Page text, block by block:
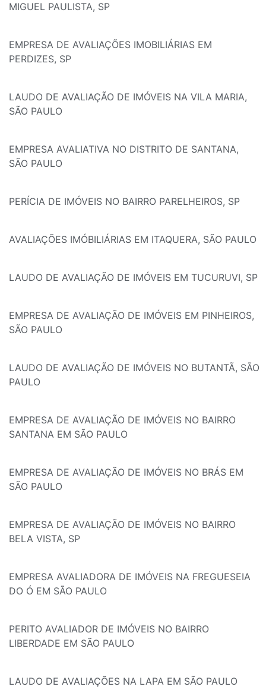
MIGUEL PAULISTA, SP
EMPRESA DE AVALIAÇÕES IMOBILIÁRIAS EM
PERDIZES, SP
LAUDO DE AVALIAÇÃO DE IMÓVEIS NA VILA MARIA,
SÃO PAULO
EMPRESA AVALIATIVA NO DISTRITO DE SANTANA,
SÃO PAULO
PERÍCIA DE IMÓVEIS NO BAIRRO PARELHEIROS, SP
AVALIAÇÕES IMÓBILIÁRIAS EM ITAQUERA, SÃO PAULO
LAUDO DE AVALIAÇÃO DE IMÓVEIS EM TUCURUVI, SP
EMPRESA DE AVALIAÇÃO DE IMÓVEIS EM PINHEIROS,
SÃO PAULO
LAUDO DE AVALIAÇÃO DE IMÓVEIS NO BUTANTÃ, SÃO
PAULO
EMPRESA DE AVALIAÇÃO DE IMÓVEIS NO BAIRRO
SANTANA EM SÃO PAULO
EMPRESA DE AVALIAÇÃO DE IMÓVEIS NO BRÁS EM
SÃO PAULO
EMPRESA DE AVALIAÇÃO DE IMÓVEIS NO BAIRRO
BELA VISTA, SP
EMPRESA AVALIADORA DE IMÓVEIS NA FREGUESEIA
DO Ó EM SÃO PAULO
PERITO AVALIADOR DE IMÓVEIS NO BAIRRO
LIBERDADE EM SÃO PAULO
LAUDO DE AVALIAÇÕES NA LAPA EM SÃO PAULO